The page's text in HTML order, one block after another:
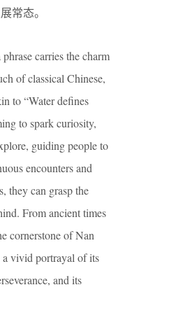
常态。
carries the charm
of classical Chinese,
to “Water defines
to spark curiosity,
guiding people to
encounters and
they can grasp the
From ancient times
cornerstone of Nan
a vivid portrayal of its
and its